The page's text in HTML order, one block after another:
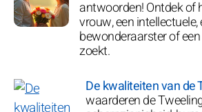
antwoorden! Ontdek of
vrouw, een intellectuele,
bewonderaarster of
zoekt.
De kwaliteiten van de
waarderen de